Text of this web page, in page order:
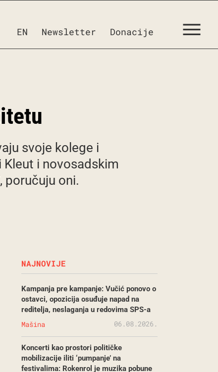
EN Newsletter Donacije
svoje kolege i
i novosadskim
poručuju oni.
NAJNOVIJE
Kampanja pre kampanje: Vučić ponovo o
ostavci, opozicija osuđuje napad na
reditelja, neslaganja u redovima SPS-a
Mašina 06.08.2026.
Koncerti kao prostori političke
mobilizacije iliti ‘pumpanje’ na
festivalima: Rokenrol je muzika pobune